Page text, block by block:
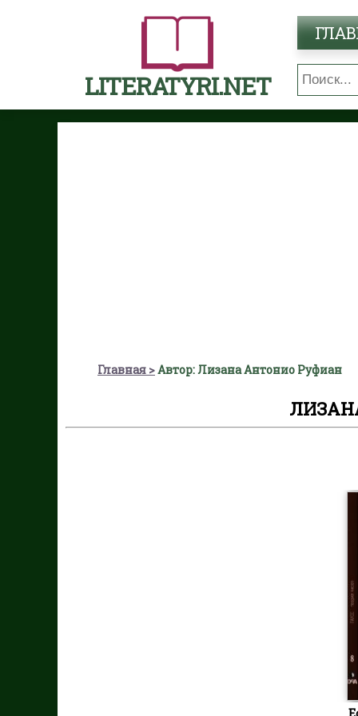
LITERATYRI.NET
Главная Автор: Лизана Антонио Руфиан